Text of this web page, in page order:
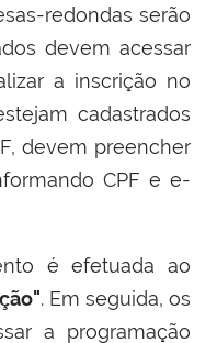
redondas serão
devem acessar
a inscrição no
cadastrados
devem preencher
CPF e e-
é efetuada ao
. Em seguida, os
a programação